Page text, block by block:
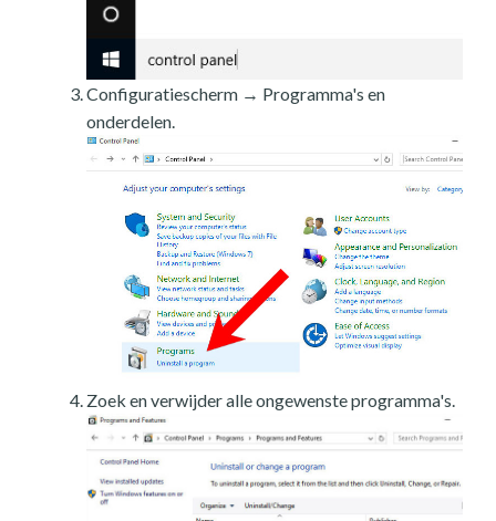
Configuratiescherm → Programma's en
onderdelen.
Zoek en verwijder alle ongewenste programma's.